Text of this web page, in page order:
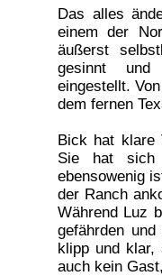
Das alles
einem der
äußerst
gesinnt und
eingestellt.
dem fernen
Bick hat klare
Sie hat sich
ebensowenig
der Ranch
Während Luz
gefährden
klipp und klar,
auch kein